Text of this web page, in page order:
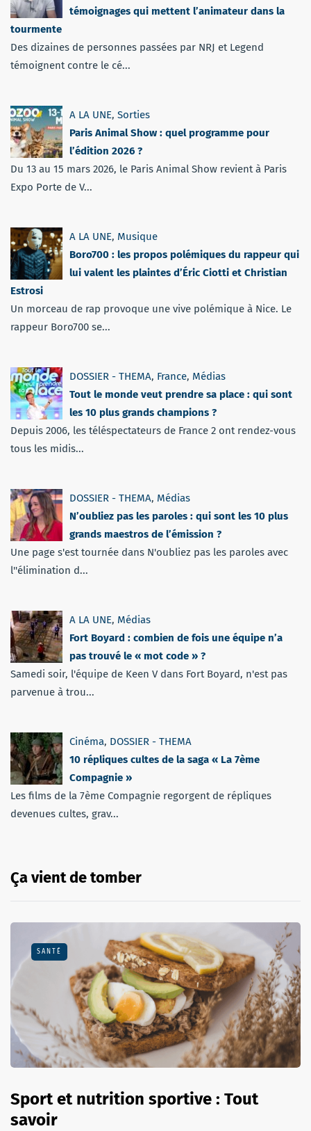
témoignages qui mettent l’animateur dans la
tourmente
Des dizaines de personnes passées par NRJ et Legend
témoignent contre le cé...
A LA UNE, Sorties
Paris Animal Show : quel programme pour
l’édition 2026 ?
Du 13 au 15 mars 2026, le Paris Animal Show revient à Paris
Expo Porte de V...
A LA UNE, Musique
Boro700 : les propos polémiques du rappeur qui
lui valent les plaintes d’Éric Ciotti et Christian
Estrosi
Un morceau de rap provoque une vive polémique à Nice. Le
rappeur Boro700 se...
DOSSIER - THEMA, France, Médias
Tout le monde veut prendre sa place : qui sont
les 10 plus grands champions ?
Depuis 2006, les téléspectateurs de France 2 ont rendez-vous
tous les midis...
DOSSIER - THEMA, Médias
N’oubliez pas les paroles : qui sont les 10 plus
grands maestros de l’émission ?
Une page s'est tournée dans N'oubliez pas les paroles avec
l''élimination d...
A LA UNE, Médias
Fort Boyard : combien de fois une équipe n’a
pas trouvé le « mot code » ?
Samedi soir, l'équipe de Keen V dans Fort Boyard, n'est pas
parvenue à trou...
Cinéma, DOSSIER - THEMA
10 répliques cultes de la saga « La 7ème
Compagnie »
Les films de la 7ème Compagnie regorgent de répliques
devenues cultes, grav...
Ça vient de tomber
SANTÉ
Sport et nutrition sportive : Tout
savoir